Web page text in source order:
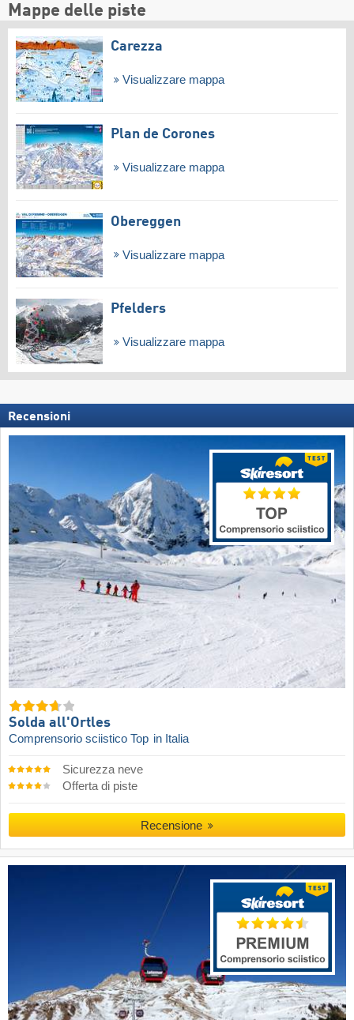
Mappe delle piste
Carezza
Visualizzare mappa
Plan de Corones
Visualizzare mappa
Obereggen
Visualizzare mappa
Pfelders
Visualizzare mappa
Recensioni
Solda all'Ortles
Comprensorio sciistico Top in Italia
Sicurezza neve
Offerta di piste
Recensione